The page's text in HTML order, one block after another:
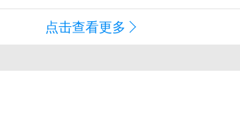
点击查看更多